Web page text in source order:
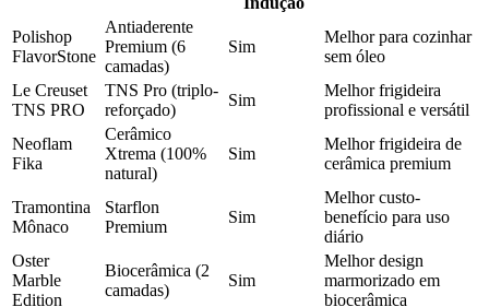
Polishop
FlavorStone
Antiaderente
Premium (6
camadas)
Sim
Melhor para cozinhar
sem óleo
Le Creuset
TNS PRO
TNS Pro (triplo-
reforçado)
Sim
Melhor frigideira
profissional e versátil
Neoflam
Fika
Cerâmico
Xtrema (100%
natural)
Sim
Melhor frigideira de
cerâmica premium
Tramontina
Mônaco
Starflon
Premium
Sim
Melhor custo-
benefício para uso
diário
Oster
Marble
Edition
Biocerâmica (2
camadas)
Sim
Melhor design
marmorizado em
biocerâmica